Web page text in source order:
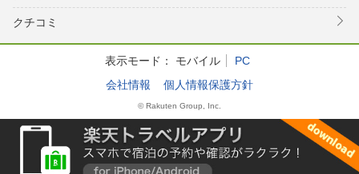
クチコミ
表示モード： モバイル
PC
会社情報
個人情報保護方針
© Rakuten Group, Inc.